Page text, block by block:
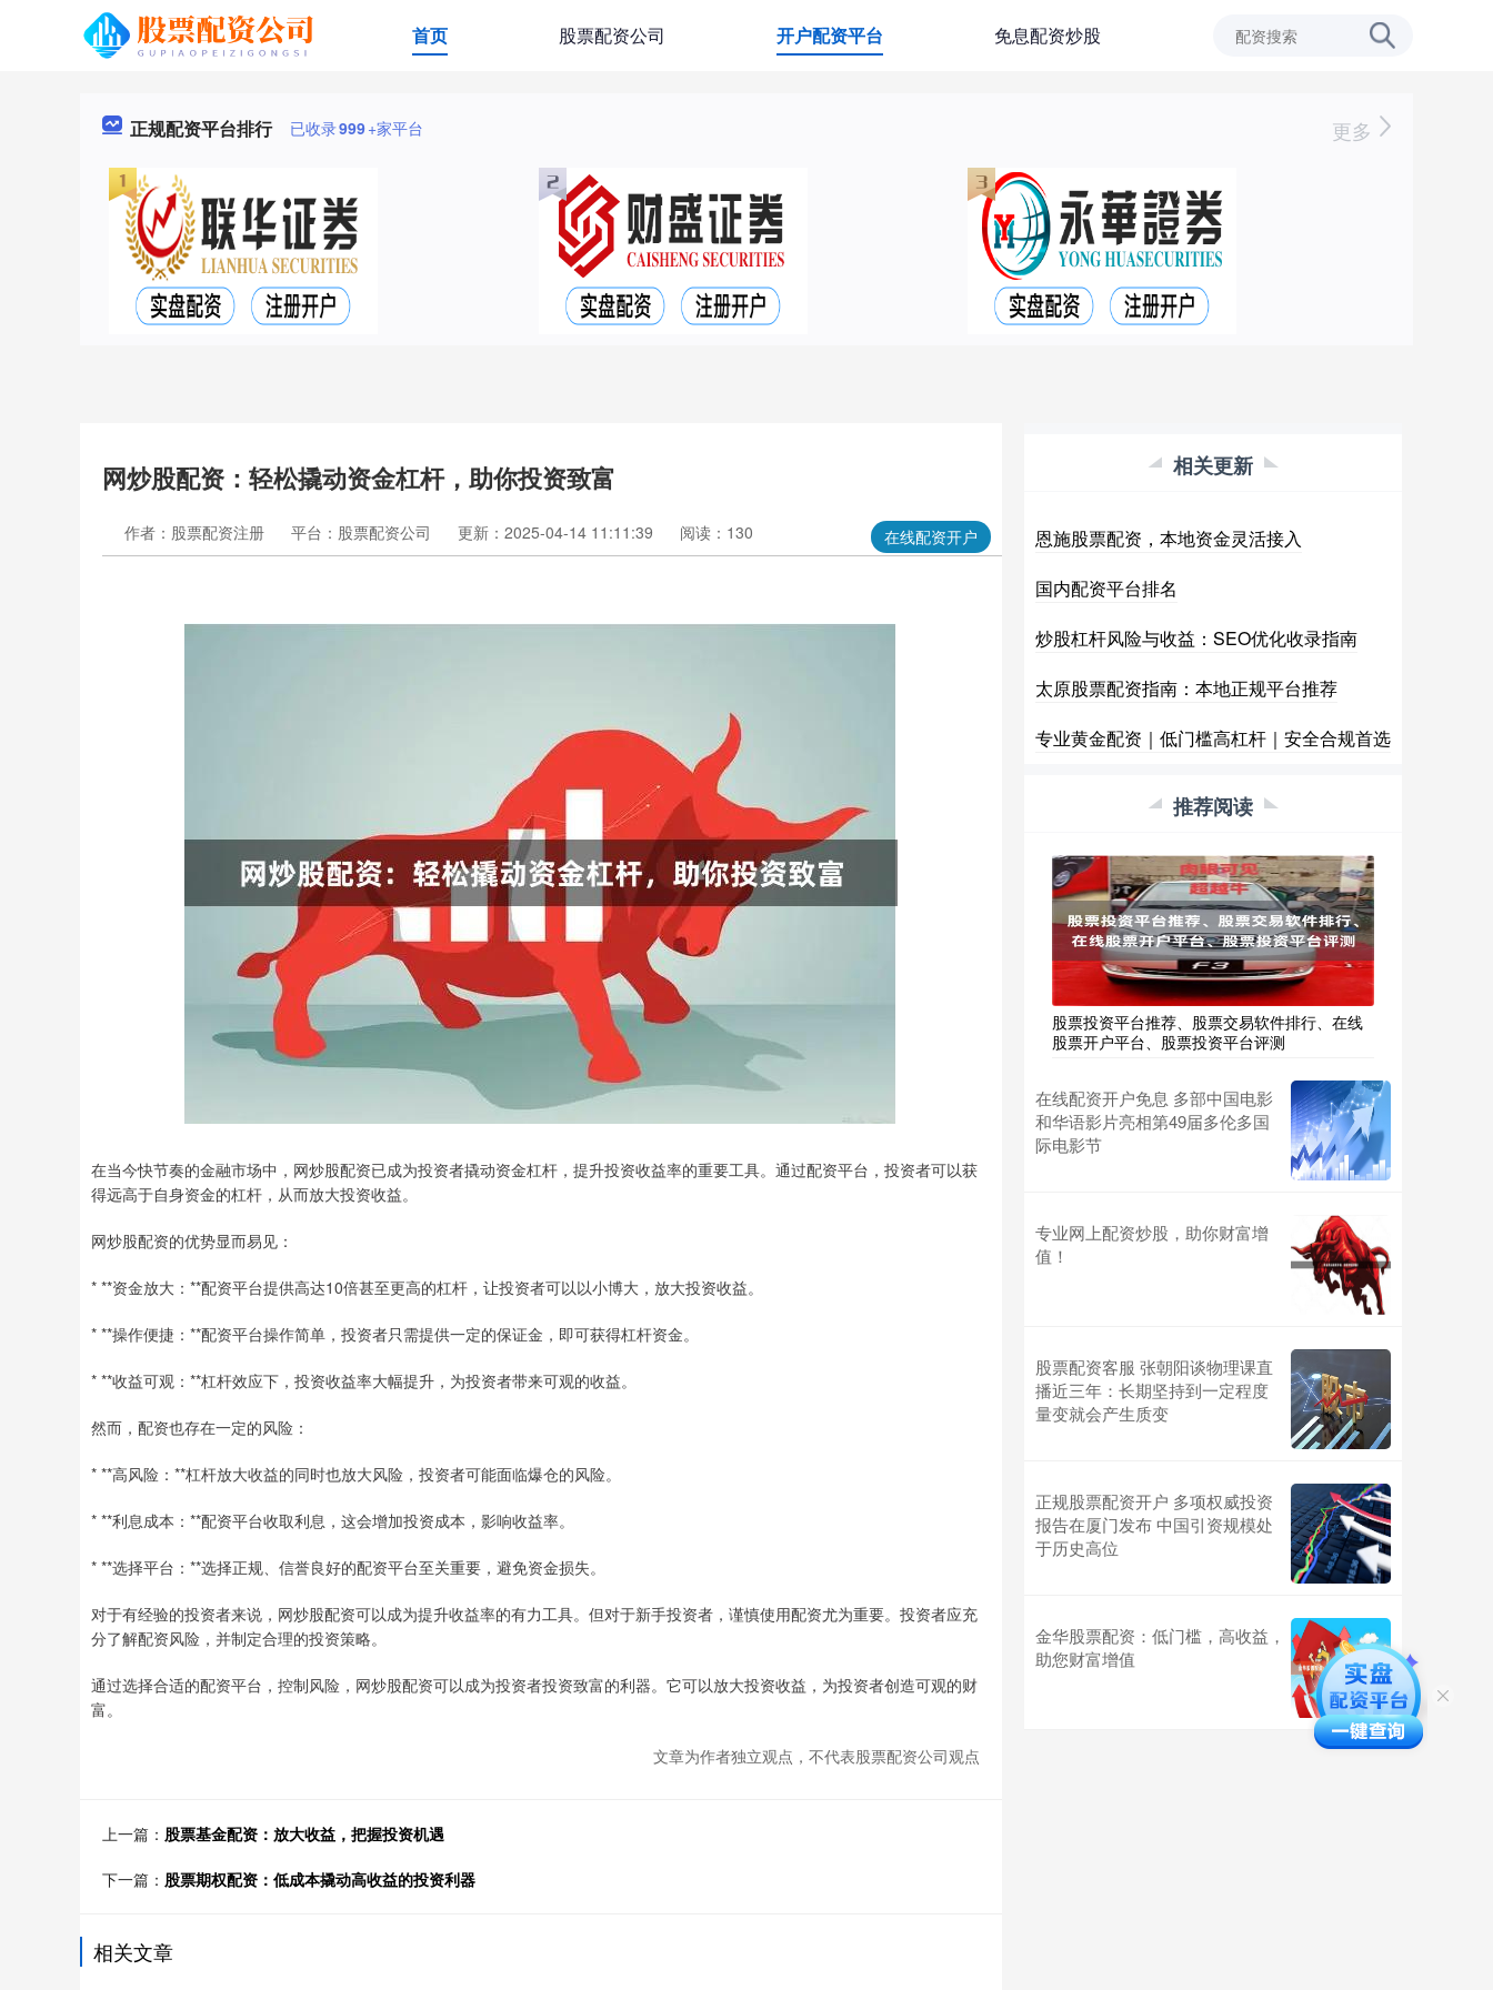
首页 股票配资公司 开户配资平台 免息配资炒股
正规配资平台排行 已收录999+家平台 更多
网炒股配资：轻松撬动资金杠杆，助你投资致富
在线配资开户
作者：股票配资注册 平台：股票配资公司 更新：2025-04-14 11:11:39 阅读：130
在当今快节奏的金融市场中，网炒股配资已成为投资者撬动资金杠杆，提升投资收益率的重要工具。通过配资平台，投资者可以获
得远高于自身资金的杠杆，从而放大投资收益。
网炒股配资的优势显而易见：
* **资金放大：**配资平台提供高达10倍甚至更高的杠杆，让投资者可以以小博大，放大投资收益。
* **操作便捷：**配资平台操作简单，投资者只需提供一定的保证金，即可获得杠杆资金。
* **收益可观：**杠杆效应下，投资收益率大幅提升，为投资者带来可观的收益。
然而，配资也存在一定的风险：
* **高风险：**杠杆放大收益的同时也放大风险，投资者可能面临爆仓的风险。
* **利息成本：**配资平台收取利息，这会增加投资成本，影响收益率。
* **选择平台：**选择正规、信誉良好的配资平台至关重要，避免资金损失。
对于有经验的投资者来说，网炒股配资可以成为提升收益率的有力工具。但对于新手投资者，谨慎使用配资尤为重要。投资者应充
分了解配资风险，并制定合理的投资策略。
通过选择合适的配资平台，控制风险，网炒股配资可以成为投资者投资致富的利器。它可以放大投资收益，为投资者创造可观的财
富。
文章为作者独立观点，不代表股票配资公司观点
上一篇： 股票基金配资：放大收益，把握投资机遇
下一篇： 股票期权配资：低成本撬动高收益的投资利器
相关文章
相关更新
恩施股票配资，本地资金灵活接入
国内配资平台排名
炒股杠杆风险与收益：SEO优化收录指南
太原股票配资指南：本地正规平台推荐
专业黄金配资｜低门槛高杠杆｜安全合规首选
推荐阅读
股票投资平台推荐、股票交易软件排行、在线
股票开户平台、股票投资平台评测
在线配资开户免息 多部中国电影
和华语影片亮相第49届多伦多国
际电影节
专业网上配资炒股，助你财富增
值！
股票配资客服 张朝阳谈物理课直
播近三年：长期坚持到一定程度
量变就会产生质变
正规股票配资开户 多项权威投资
报告在厦门发布 中国引资规模处
于历史高位
金华股票配资：低门槛，高收益，
助您财富增值